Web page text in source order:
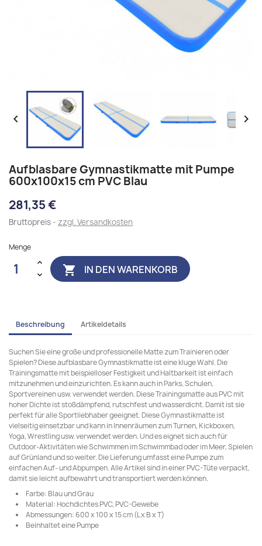
 
Aufblasbare Gymnastikmatte mit Pumpe
600x100x15 cm PVC Blau
281,35 €
Bruttopreis zzgl. Versandkosten
Menge
 IN DEN WARENKORB
Beschreibung Artikeldetails
Suchen Sie eine große und professionelle Matte zum Trainieren oder
Spielen? Diese aufblasbare Gymnastikmatte ist eine kluge Wahl. Die
Trainingsmatte mit beispielloser Festigkeit und Haltbarkeit ist einfach
mitzunehmen und einzurichten. Es kann auch in Parks, Schulen,
Sportvereinen usw. verwendet werden. Diese Trainingsmatte aus PVC mit
hoher Dichte ist stoßdämpfend, rutschfest und wasserdicht. Damit ist sie
perfekt für alle Sportliebhaber geeignet. Diese Gymnastikmatte ist
vielseitig einsetzbar und kann in Innenräumen zum Turnen, Kickboxen,
Yoga, Wrestling usw. verwendet werden. Und es eignet sich auch für
Outdoor-Aktivitäten wie Schwimmen im Schwimmbad oder im Meer, Spielen
auf Grünland und so weiter. Die Lieferung umfasst eine Pumpe zum
einfachen Auf- und Abpumpen. Alle Artikel sind in einer PVC-Tüte verpackt,
damit sie leicht aufbewahrt und transportiert werden können.
Farbe: Blau und Grau
Material: Hochdichtes PVC, PVC-Gewebe
Abmessungen: 600 x 100 x 15 cm (L x B x T)
Beinhaltet eine Pumpe